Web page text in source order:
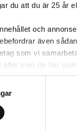
du att du är 25 år
och
även
som vi
som de har
frucaos